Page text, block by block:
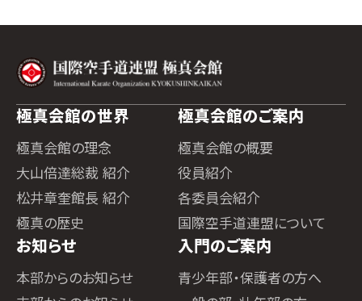
極真会館の世界
極真会館の理念
大山倍達総裁 紹介
松井章奎館長 紹介
極真の歴史
極真会館のご案内
極真会館の概要
役員紹介
各委員会紹介
国際空手道連盟について
お知らせ
本部からのお知らせ
入門のご案内
青少年部・保護者の方へ